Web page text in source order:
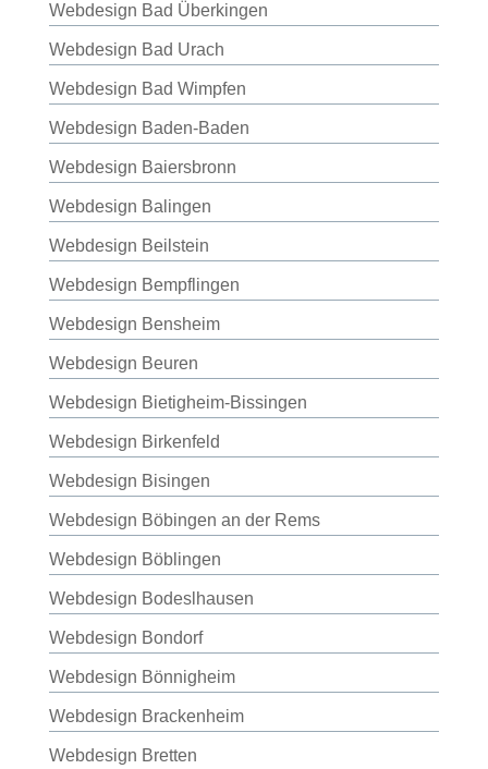
Webdesign Bad Überkingen
Webdesign Bad Urach
Webdesign Bad Wimpfen
Webdesign Baden-Baden
Webdesign Baiersbronn
Webdesign Balingen
Webdesign Beilstein
Webdesign Bempflingen
Webdesign Bensheim
Webdesign Beuren
Webdesign Bietigheim-Bissingen
Webdesign Birkenfeld
Webdesign Bisingen
Webdesign Böbingen an der Rems
Webdesign Böblingen
Webdesign Bodeslhausen
Webdesign Bondorf
Webdesign Bönnigheim
Webdesign Brackenheim
Webdesign Bretten